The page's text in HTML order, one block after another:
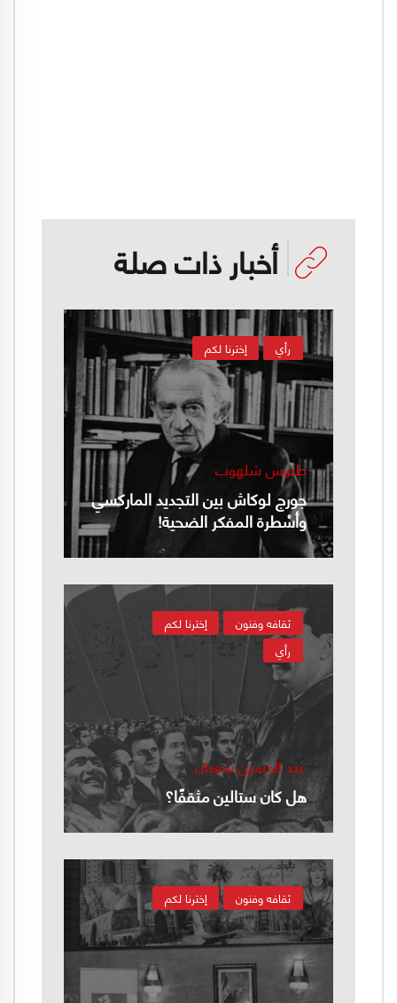
أخبار ذات صلة
إخترنا لكم رأي
طنوس شلهوب
جورج لوكاش بين التجديد الماركسي
وأسْطرة المفكر الضحية!
إخترنا لكم
ثقافه وفنون
رأي
عبد الحسين شعبان
هل كان ستالين مثقفًا؟
إخترنا لكم ثقافه وفنون